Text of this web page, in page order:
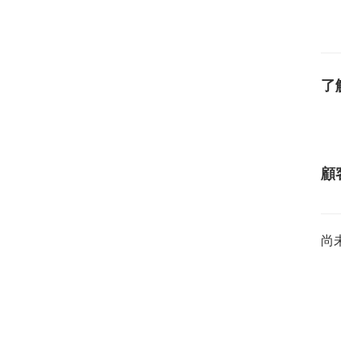
了
顧
尚